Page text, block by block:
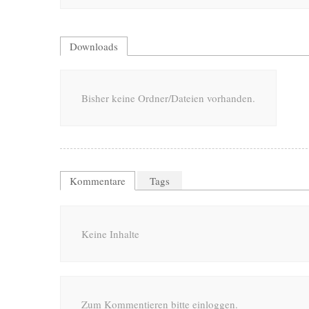
Downloads
Bisher keine Ordner/Dateien vorhanden.
Kommentare Tags
Keine Inhalte
Zum Kommentieren bitte einloggen.